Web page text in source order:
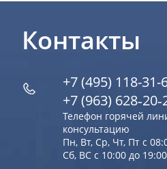
Контакты
+7 (495) 118-31-
+7 (963)
Телефон горячей
консультацию
Пн, Вт, Ср, Чт, Пт с
Сб, ВС с 10:00 до 19:00